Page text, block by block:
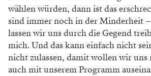
wählen würden, dann ist das
sind immer noch in der Minderheit
lassen wir uns durch die Gegend
mich. Und das kann einfach nicht
nicht zulassen, damit wollen wir uns
auch mit unserem Programm